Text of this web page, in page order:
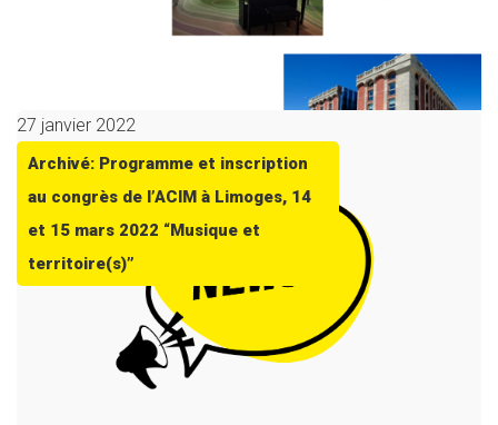
27 janvier 2022
Archivé: Programme et inscription
au congrès de l’ACIM à Limoges, 14
et 15 mars 2022 “Musique et
territoire(s)”